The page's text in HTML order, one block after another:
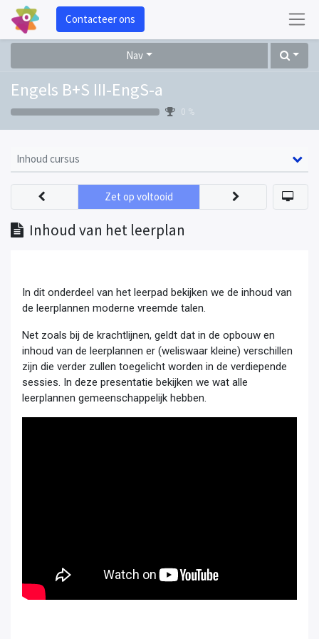
Contacteer ons
Nav
Engels B+S III-EngS-a
0 %
Inhoud cursus
Inhoud van het leerplan
Zet op voltooid
In dit onderdeel van het leerpad bekijken we de inhoud van
de leerplannen moderne vreemde talen.
Net zoals bij de krachtlijnen, geldt dat in de opbouw en
inhoud van de leerplannen er (weliswaar kleine) verschillen
zijn die verder zullen toegelicht worden in de verdiepende
sessies. In deze presentatie bekijken we wat alle
leerplannen gemeenschappelijk hebben.